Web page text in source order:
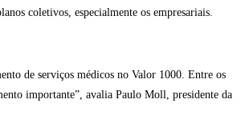
coletivos, especialmente os empresariais.
de serviços médicos no Valor 1000. Entre os
importante”, avalia Paulo Moll, presidente da